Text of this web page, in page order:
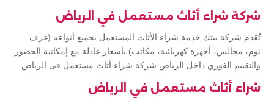
شركة شراء أثاث مستعمل في الرياض
تُقدم شركة بيتك خدمة شراء الأثاث المستعمل بجميع أنواعه (غرف
نوم، مجالس، أجهزة كهربائية، مكاتب) بأسعار عادلة مع إمكانية الحضور
والتقييم الفوري داخل الرياض شركة شراء أثاث مستعمل فى الرياض.
شراء أثاث مستعمل في الرياض